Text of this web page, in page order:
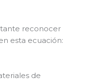
reconocer
esta ecuación:
de